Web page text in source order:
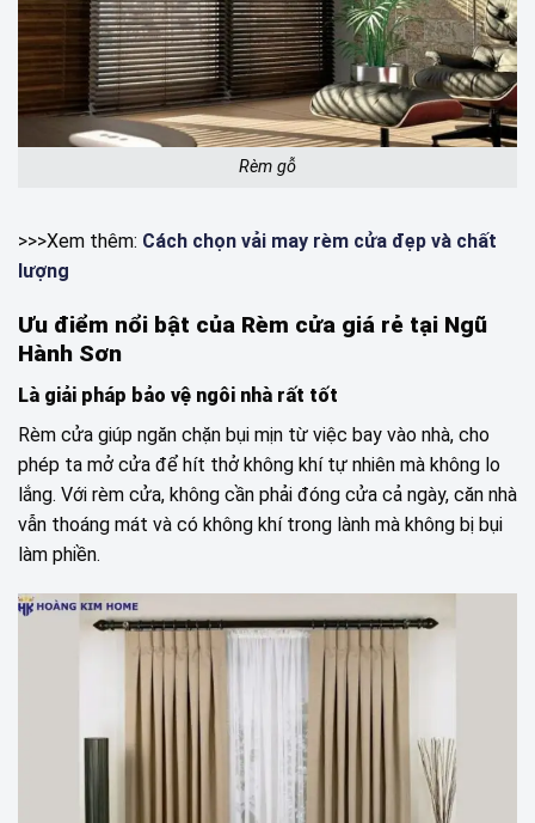
Rèm gỗ
>>>Xem thêm: Cách chọn vải may rèm cửa đẹp và chất
lượng
Ưu điểm nổi bật của Rèm cửa giá rẻ tại Ngũ
Hành Sơn
Là giải pháp bảo vệ ngôi nhà rất tốt
Rèm cửa giúp ngăn chặn bụi mịn từ việc bay vào nhà, cho
phép ta mở cửa để hít thở không khí tự nhiên mà không lo
lắng. Với rèm cửa, không cần phải đóng cửa cả ngày, căn nhà
vẫn thoáng mát và có không khí trong lành mà không bị bụi
làm phiền.